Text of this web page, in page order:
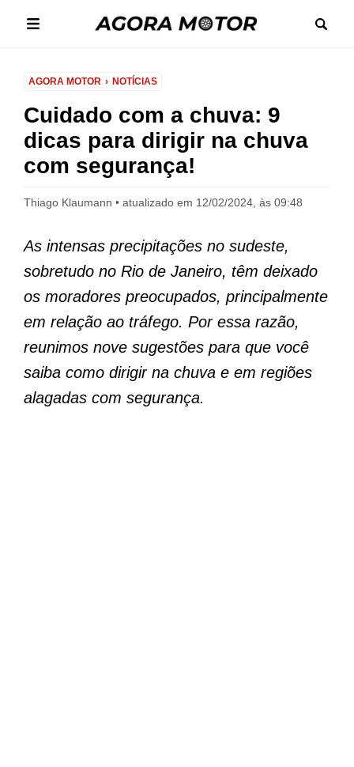
AGORA MOTOR NOTÍCIAS
Cuidado com a chuva: 9
dicas para dirigir na chuva
com segurança!
Thiago Klaumann atualizado em 12/02/2024, às 09:48
As intensas precipitações no sudeste,
sobretudo no Rio de Janeiro, têm deixado
os moradores preocupados, principalmente
em relação ao tráfego. Por essa razão,
reunimos nove sugestões para que você
saiba como dirigir na chuva e em regiões
alagadas com segurança.